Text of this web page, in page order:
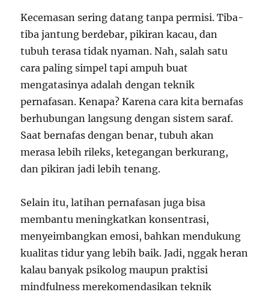
Kecemasan sering datang tanpa permisi. Tiba-
tiba jantung berdebar, pikiran kacau, dan
tubuh terasa tidak nyaman. Nah, salah satu
cara paling simpel tapi ampuh buat
mengatasinya adalah dengan teknik
pernafasan. Kenapa? Karena cara kita bernafas
berhubungan langsung dengan sistem saraf.
Saat bernafas dengan benar, tubuh akan
merasa lebih rileks, ketegangan berkurang,
dan pikiran jadi lebih tenang.
Selain itu, latihan pernafasan juga bisa
membantu meningkatkan konsentrasi,
menyeimbangkan emosi, bahkan mendukung
kualitas tidur yang lebih baik. Jadi, nggak heran
kalau banyak psikolog maupun praktisi
mindfulness merekomendasikan teknik